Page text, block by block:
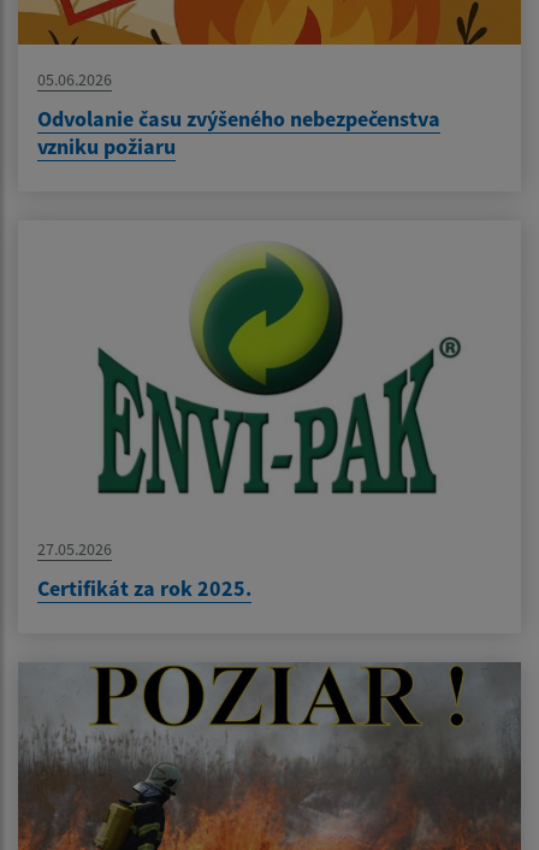
05.06.2026
Odvolanie času zvýšeného nebezpečenstva
vzniku požiaru
27.05.2026
Certifikát za rok 2025.